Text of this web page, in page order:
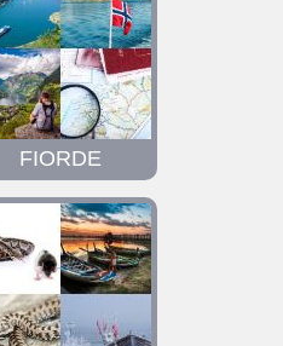
FIORDE